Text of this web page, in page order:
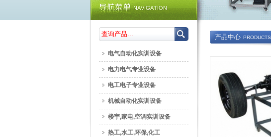
产品中心 PRODUCTS
电气自动化实训设备
电力电气专业设备
电工电子专业设备
机械自动化实训设备
楼宇,家电,空调实训设备
热工,水工,环保,化工